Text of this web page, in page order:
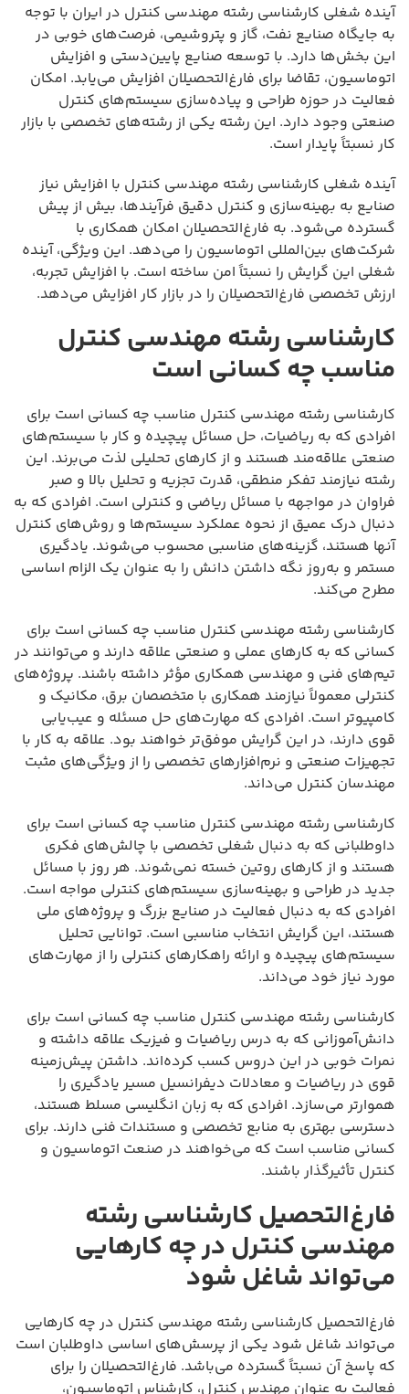
آینده شغلی کارشناسی رشته مهندسی کنترل در ایران با توجه
به جایگاه صنایع نفت، گاز و پتروشیمی، فرصت‌های خوبی در
این بخش‌ها دارد. با توسعه صنایع پایین‌دستی و افزایش
اتوماسیون، تقاضا برای فارغ‌التحصیلان افزایش می‌یابد. امکان
فعالیت در حوزه طراحی و پیاده‌سازی سیستم‌های کنترل
صنعتی وجود دارد. این رشته یکی از رشته‌های تخصصی با بازار
کار نسبتاً پایدار است.
آینده شغلی کارشناسی رشته مهندسی کنترل با افزایش نیاز
صنایع به بهینه‌سازی و کنترل دقیق فرآیندها، بیش از پیش
گسترده می‌شود. به فارغ‌التحصیلان امکان همکاری با
شرکت‌های بین‌المللی اتوماسیون را می‌دهد. این ویژگی، آینده
شغلی این گرایش را نسبتاً امن ساخته است. با افزایش تجربه،
ارزش تخصصی فارغ‌التحصیلان را در بازار کار افزایش می‌دهد.
کارشناسی رشته مهندسی کنترل
مناسب چه کسانی است
کارشناسی رشته مهندسی کنترل مناسب چه کسانی است برای
افرادی که به ریاضیات، حل مسائل پیچیده و کار با سیستم‌های
صنعتی علاقه‌مند هستند و از کارهای تحلیلی لذت می‌برند. این
رشته نیازمند تفکر منطقی، قدرت تجزیه و تحلیل بالا و صبر
فراوان در مواجهه با مسائل ریاضی و کنترلی است. افرادی که به
دنبال درک عمیق از نحوه عملکرد سیستم‌ها و روش‌های کنترل
آنها هستند، گزینه‌های مناسبی محسوب می‌شوند. یادگیری
مستمر و به‌روز نگه داشتن دانش را به عنوان یک الزام اساسی
مطرح می‌کند.
کارشناسی رشته مهندسی کنترل مناسب چه کسانی است برای
کسانی که به کارهای عملی و صنعتی علاقه دارند و می‌توانند در
تیم‌های فنی و مهندسی همکاری مؤثر داشته باشند. پروژه‌های
کنترلی معمولاً نیازمند همکاری با متخصصان برق، مکانیک و
کامپیوتر است. افرادی که مهارت‌های حل مسئله و عیب‌یابی
قوی دارند، در این گرایش موفق‌تر خواهند بود. علاقه به کار با
تجهیزات صنعتی و نرم‌افزارهای تخصصی را از ویژگی‌های مثبت
مهندسان کنترل می‌داند.
کارشناسی رشته مهندسی کنترل مناسب چه کسانی است برای
داوطلبانی که به دنبال شغلی تخصصی با چالش‌های فکری
هستند و از کارهای روتین خسته نمی‌شوند. هر روز با مسائل
جدید در طراحی و بهینه‌سازی سیستم‌های کنترلی مواجه است.
افرادی که به دنبال فعالیت در صنایع بزرگ و پروژه‌های ملی
هستند، این گرایش انتخاب مناسبی است. توانایی تحلیل
سیستم‌های پیچیده و ارائه راهکارهای کنترلی را از مهارت‌های
مورد نیاز خود می‌داند.
کارشناسی رشته مهندسی کنترل مناسب چه کسانی است برای
دانش‌آموزانی که به درس ریاضیات و فیزیک علاقه داشته و
نمرات خوبی در این دروس کسب کرده‌اند. داشتن پیش‌زمینه
قوی در ریاضیات و معادلات دیفرانسیل مسیر یادگیری را
هموارتر می‌سازد. افرادی که به زبان انگلیسی مسلط هستند،
دسترسی بهتری به منابع تخصصی و مستندات فنی دارند. برای
کسانی مناسب است که می‌خواهند در صنعت اتوماسیون و
کنترل تأثیرگذار باشند.
فارغ‌التحصیل کارشناسی رشته
مهندسی کنترل در چه کارهایی
می‌تواند شاغل شود
فارغ‌التحصیل کارشناسی رشته مهندسی کنترل در چه کارهایی
می‌تواند شاغل شود یکی از پرسش‌های اساسی داوطلبان است
که پاسخ آن نسبتاً گسترده می‌باشد. فارغ‌التحصیلان را برای
فعالیت به عنوان مهندس کنترل، کارشناس اتوماسیون،